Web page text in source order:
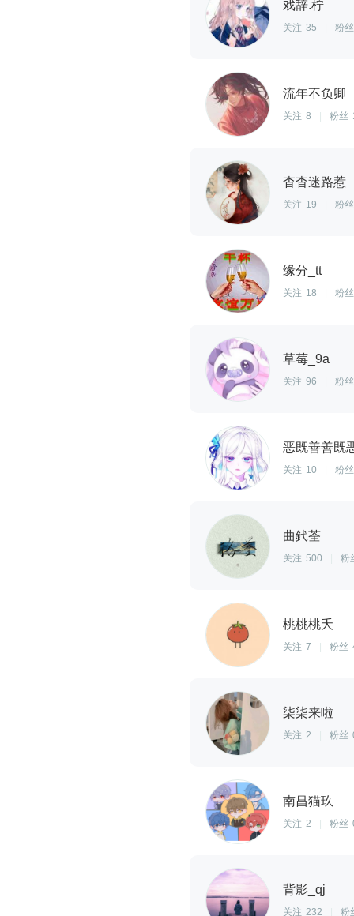
戏辞.柠
关注 35 粉丝
流年不负卿
关注 8 粉丝
杳杳迷路惹
关注 19 粉丝
缘分_tt
关注 18 粉丝
草莓_9a
关注 96 粉丝
恶既善善既
关注 10 粉丝
曲釴荃
关注 500 粉
桃桃桃夭
关注 7 粉丝
柒柒来啦
关注 2 粉丝
南昌猫玖
关注 2 粉丝
背影_qj
关注 232 粉